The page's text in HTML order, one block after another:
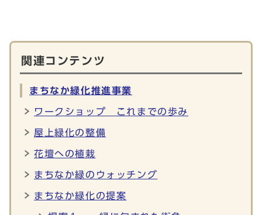
関連コンテンツ
まちなか緑化推進事業
ワークショップ これまでの歩み
屋上緑化の整備
花壇への植栽
まちなか緑のウォッチング
まちなか緑化の提案